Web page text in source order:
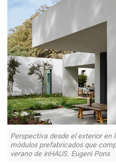
Perspectiva desde el exterior en
módulos prefabricados que
verano de inHAUS. Eugeni Pons